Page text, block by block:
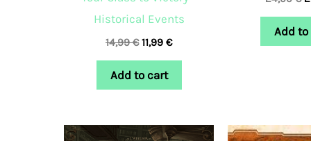
Historical Events
14,99€ 11,99 €
Add to cart
Add